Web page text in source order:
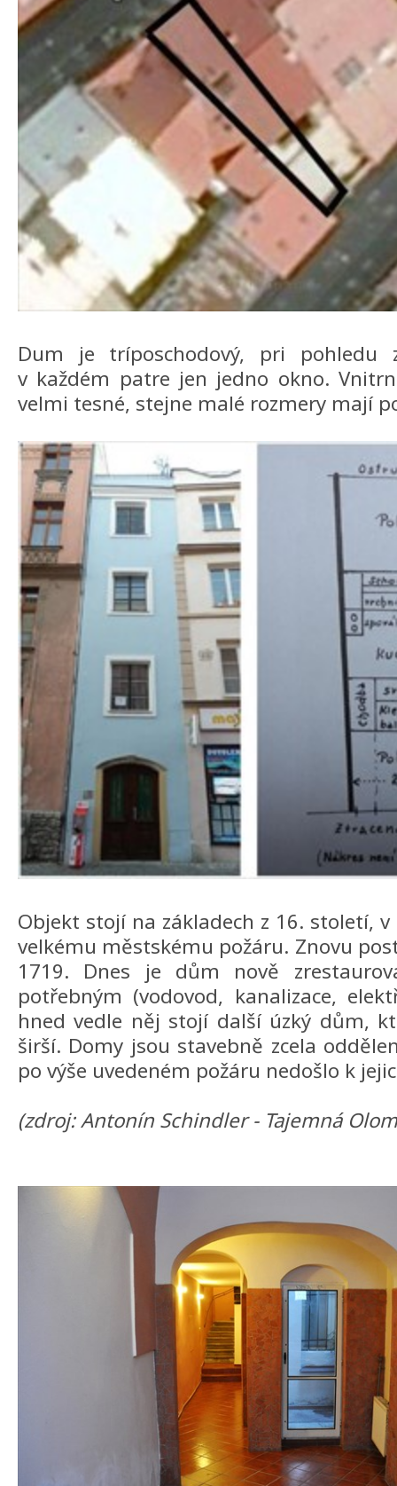
Dum je tríposchodový, pri pohledu
v každém patre jen jedno okno.
velmi tesné, stejne malé rozmery mají
Objekt stojí na základech z 16. století,
velkému městskému požáru. Znovu
1719. Dnes je dům nově
potřebným (vodovod, kanalizace,
hned vedle něj stojí další úzký dům,
širší. Domy jsou stavebně zcela
po výše uvedeném požáru nedošlo k
(zdroj: Antonín Schindler - Tajemná